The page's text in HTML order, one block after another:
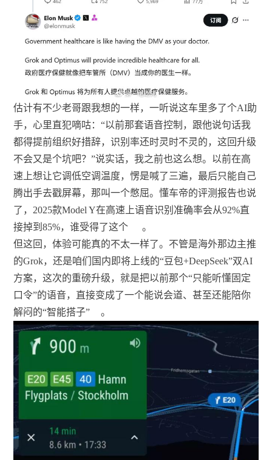
估计有不少老哥跟我想的一样，一听说这车里多了个AI助
手，心里直犯嘀咕：“以前那套语音控制，跟他说句话我
都得提前组织好措辞，识别率还时灵时不灵的，这回升级
不会又是个坑吧？”说实话，我之前也这么想。以前在高
速上想让它调低空调温度，愣是喊了三遍，最后只能自己
腾出手去戳屏幕，那叫一个憋屈。懂车帝的评测报告也说
了，2025款Model Y在高速上语音识别准确率会从92%直
接掉到85%，谁受得了这个
。
但这回，体验可能真的不太一样了。不管是海外那边主推
的Grok，还是咱们国内即将上线的“豆包+DeepSeek”双AI
方案，这次的重磅升级，就是把以前那个“只能听懂固定
口令”的语音，直接变成了一个能说会道、甚至还能陪你
解闷的“智能搭子”
。